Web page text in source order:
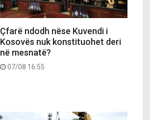
Çfarë ndodh nëse Kuvendi i
Kosovës nuk konstituohet deri
në mesnatë?
07/08 16:55